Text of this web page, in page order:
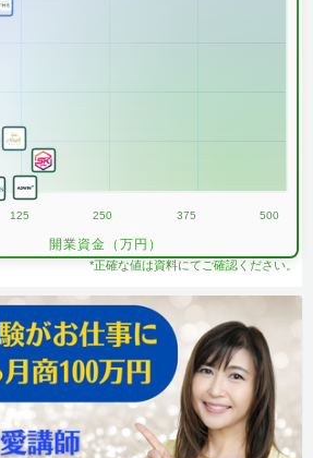
125 250 375 500
開業資金（万円）
*正確な値は資料にてご確認ください。